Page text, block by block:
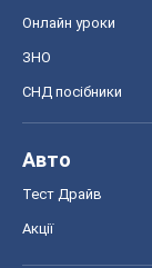
Онлайн уроки
ЗНО
СНД посібники
Авто
Тест Драйв
Акції